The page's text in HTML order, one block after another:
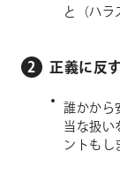
と（ハラ
2 正義に反
誰かから
当な扱い
ントもし